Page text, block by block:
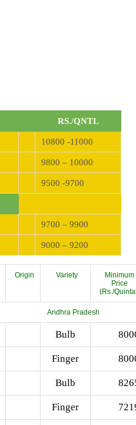
RS./QNTL
10800 -11000
9800 – 10000
9500 -9700
9700 – 9900
9000 – 9200
Origin Variety
Minimum
Price
(Rs./
Andhra Pradesh
Bulb
Finger
Bulb
Finger